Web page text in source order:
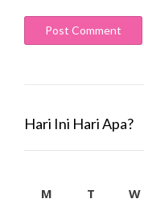
Hari Ini Hari Apa?
M
T W